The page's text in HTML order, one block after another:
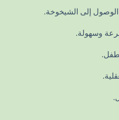
إلى الشيخوخة.
وسهولة.